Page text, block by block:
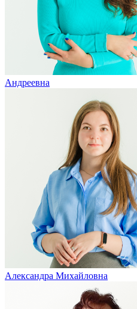
Андреевна
Александра Михайловна